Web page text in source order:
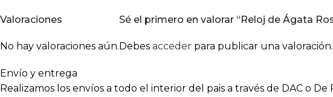
Valoraciones
No hay valoraciones aún.
Sé el primero en valorar “Reloj de Ágata
Debes acceder para publicar una valoración.
Envío y entrega
Realizamos los envíos a todo el interior del pais a través de DAC o